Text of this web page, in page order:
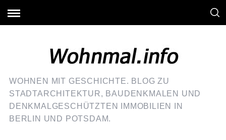
WOHNEN MIT GESCHICHTE. BLOG ZU
STADTARCHITEKTUR, BAUDENKMALEN UND
DENKMALGESCHÜTZTEN IMMOBILIEN IN
BERLIN UND POTSDAM.